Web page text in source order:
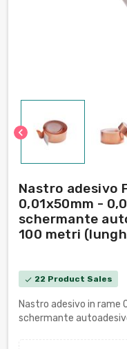
chevron_left
Nastro adesivo
0,01x50mm -
schermante
100 metri
check 22 Product Sales
Nastro adesivo in
schermante